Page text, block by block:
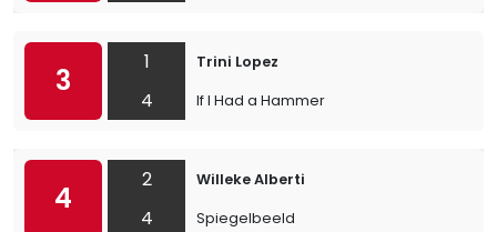
3
1
4
Trini Lopez
If I Had a Hammer
4
2
4
Willeke Alberti
Spiegelbeeld